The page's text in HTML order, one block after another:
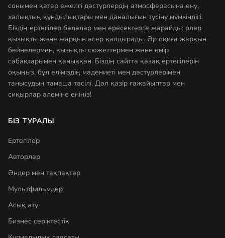
сонымен қатар ежелгі дәстүрлердің атмосферасына ену,
халықтың құндылықтары мен даналығын түсіну мүмкіндігі.
Біздің ертегілер балалар мен ересектерге жарайды: олар
қызықты және жарқын әсер қалдырады. Әр оқиға жарқын
бейнелермен, қызықты сюжеттермен және өмір
сабақтарымен қаныққан. Біздің сайтта қазақ ертегілерін
оқыңыз, бұл еліміздің мәдениеті мен дәстүрлерімен
танысудың тамаша тәсілі. Дәл қазір ғажайыптар мен
сиқырлар әлеміне еніңіз!
БІЗ ТУРАЛЫ
Ертегілер
Авторлар
Әндер мен тақпақтар
Мультфильмдер
Асық ату
Бизнес серіктестік